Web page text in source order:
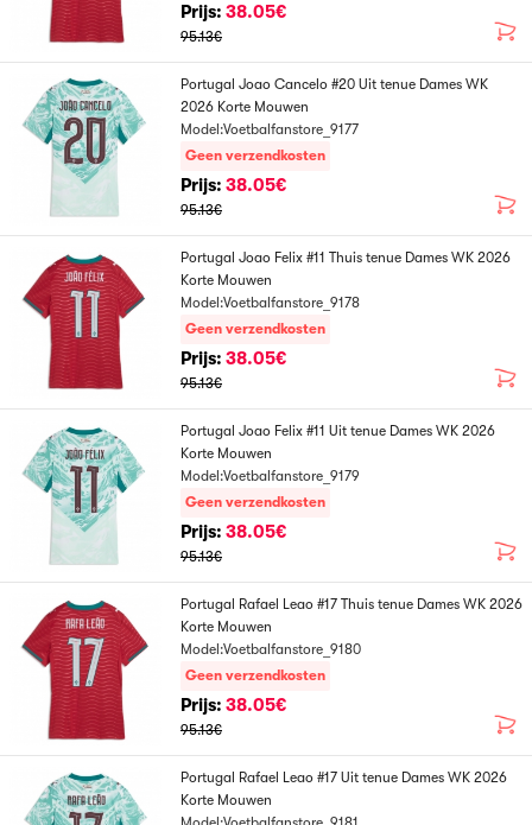
Prijs: 38.05€
95.13€
Portugal Joao Cancelo #20 Uit tenue Dames WK
2026 Korte Mouwen
Model:Voetbalfanstore_9177
Geen verzendkosten
Prijs: 38.05€
95.13€
Portugal Joao Felix #11 Thuis tenue Dames WK 2026
Korte Mouwen
Model:Voetbalfanstore_9178
Geen verzendkosten
Prijs: 38.05€
95.13€
Portugal Joao Felix #11 Uit tenue Dames WK 2026
Korte Mouwen
Model:Voetbalfanstore_9179
Geen verzendkosten
Prijs: 38.05€
95.13€
Portugal Rafael Leao #17 Thuis tenue Dames WK 2026
Korte Mouwen
Model:Voetbalfanstore_9180
Geen verzendkosten
Prijs: 38.05€
95.13€
Portugal Rafael Leao #17 Uit tenue Dames WK 2026
Korte Mouwen